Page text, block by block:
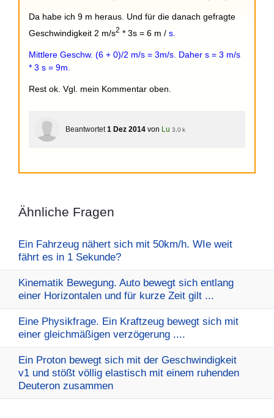
Da habe ich 9 m heraus. Und für die danach gefragte
Geschwindigkeit 2 m/s2 * 3s = 6 m / s.
Mittlere Geschw. (6 + 0)/2 m/s = 3m/s. Daher s = 3 m/s
* 3 s = 9m.
Rest ok. Vgl. mein Kommentar oben.
Beantwortet 1 Dez 2014 von Lu 3,0 k
Ähnliche Fragen
Ein Fahrzeug nähert sich mit 50km/h. WIe weit
fährt es in 1 Sekunde?
Kinematik Bewegung. Auto bewegt sich entlang
einer Horizontalen und für kurze Zeit gilt ...
Eine Physikfrage. Ein Kraftzeug bewegt sich mit
einer gleichmäßigen verzögerung ....
Ein Proton bewegt sich mit der Geschwindigkeit
v1 und stößt völlig elastisch mit einem ruhenden
Deuteron zusammen